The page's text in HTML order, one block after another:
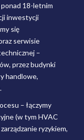
18-letnim
inwestycji
się
serwisie
–
przez budynki
handlowe,
– łączymy
(w tym HVAC
ryzykiem,